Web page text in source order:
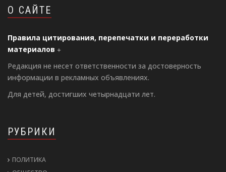
О САЙТЕ
Правила цитирования, перепечатки и переработки
материалов
Редакция не несет ответственности за достоверность
информации в рекламных объявлениях.
Для детей, достигших четырнадцати лет.
РУБРИКИ
ПОЛИТИКА